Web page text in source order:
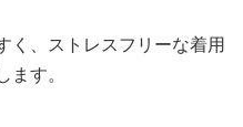
く、ストレスフリーな着用
す。